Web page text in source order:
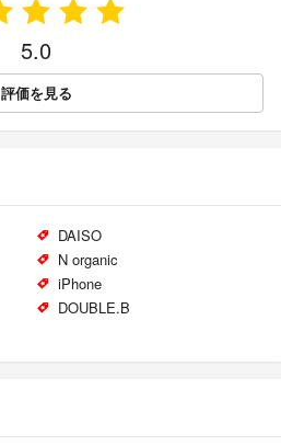
5.0
評価を見る
DAISO
N organic
iPhone
DOUBLE.B